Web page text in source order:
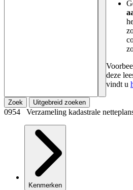
deze
vindt u
Zoek Uitgebreid zoeken
0954 Verzameling kadastrale
Kenmerken